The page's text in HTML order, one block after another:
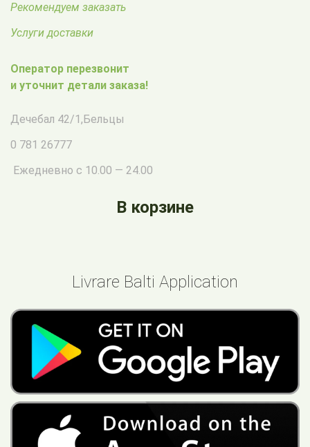
Рекомендуем заказать
Услуги доставки
Оператор перезвонит
и уточнит детали заказа!
Дечебал 42/1,Бельцы
0 781 26777
Ежедневно с 10.00 — 24.00
В корзине
Livrare Balti Application